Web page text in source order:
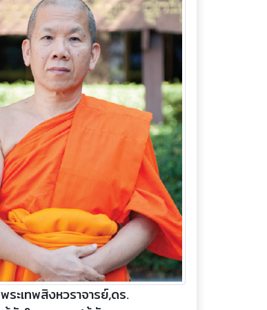
พระเทพสิงหวราจารย์,ดร.